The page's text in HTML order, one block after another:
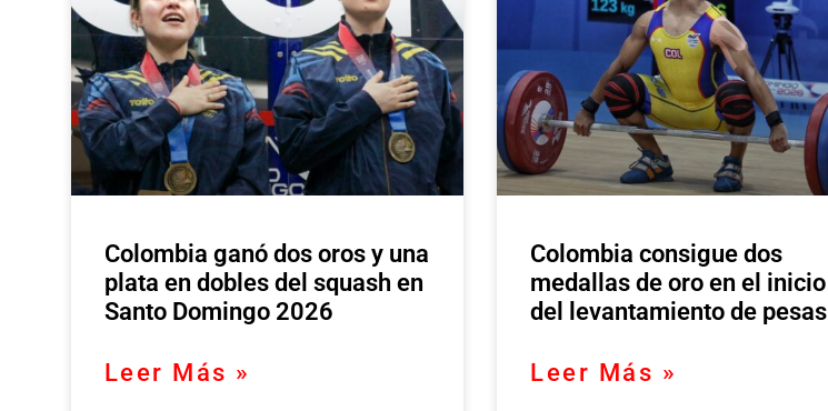
Colombia ganó dos oros y una
plata en dobles del squash en
Santo Domingo 2026
Leer Más »
Colombia consigue dos
medallas de oro en el inicio
del levantamiento de pesas
Leer Más »